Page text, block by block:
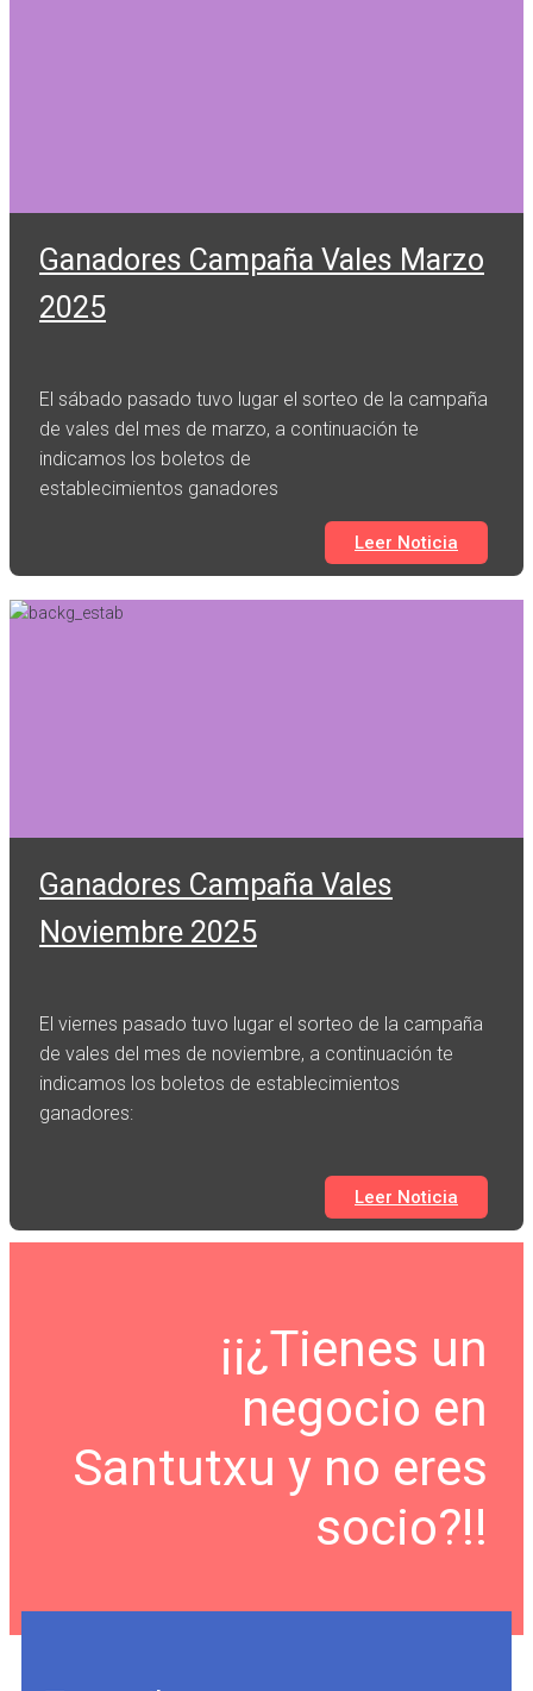
Ganadores Campaña Vales Marzo
2025
El sábado pasado tuvo lugar el sorteo de la campaña
de vales del mes de marzo, a continuación te
indicamos los boletos de
establecimientos ganadores
Leer Noticia
Ganadores Campaña Vales
Noviembre 2025
El viernes pasado tuvo lugar el sorteo de la campaña
de vales del mes de noviembre, a continuación te
indicamos los boletos de establecimientos
ganadores:
Leer Noticia
¡¡¿Tienes un
negocio en
Santutxu y no eres
socio?!!